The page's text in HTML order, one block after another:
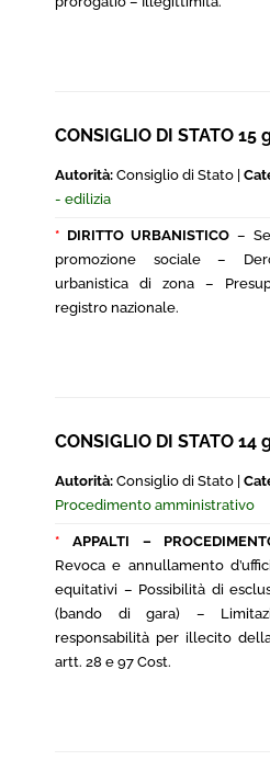
CONSIGLIO DI STATO 15
Autorità: Consiglio di Stato |
- edilizia
* DIRITTO URBANISTICO –
promozione sociale –
urbanistica di zona –
registro nazionale.
CONSIGLIO DI STATO 14
Autorità: Consiglio di Stato |
Procedimento amministrativo
* APPALTI –
Revoca e annullamento
equitativi – Possibilità di
(bando di gara) –
responsabilità per illecito
artt. 28 e 97 Cost.